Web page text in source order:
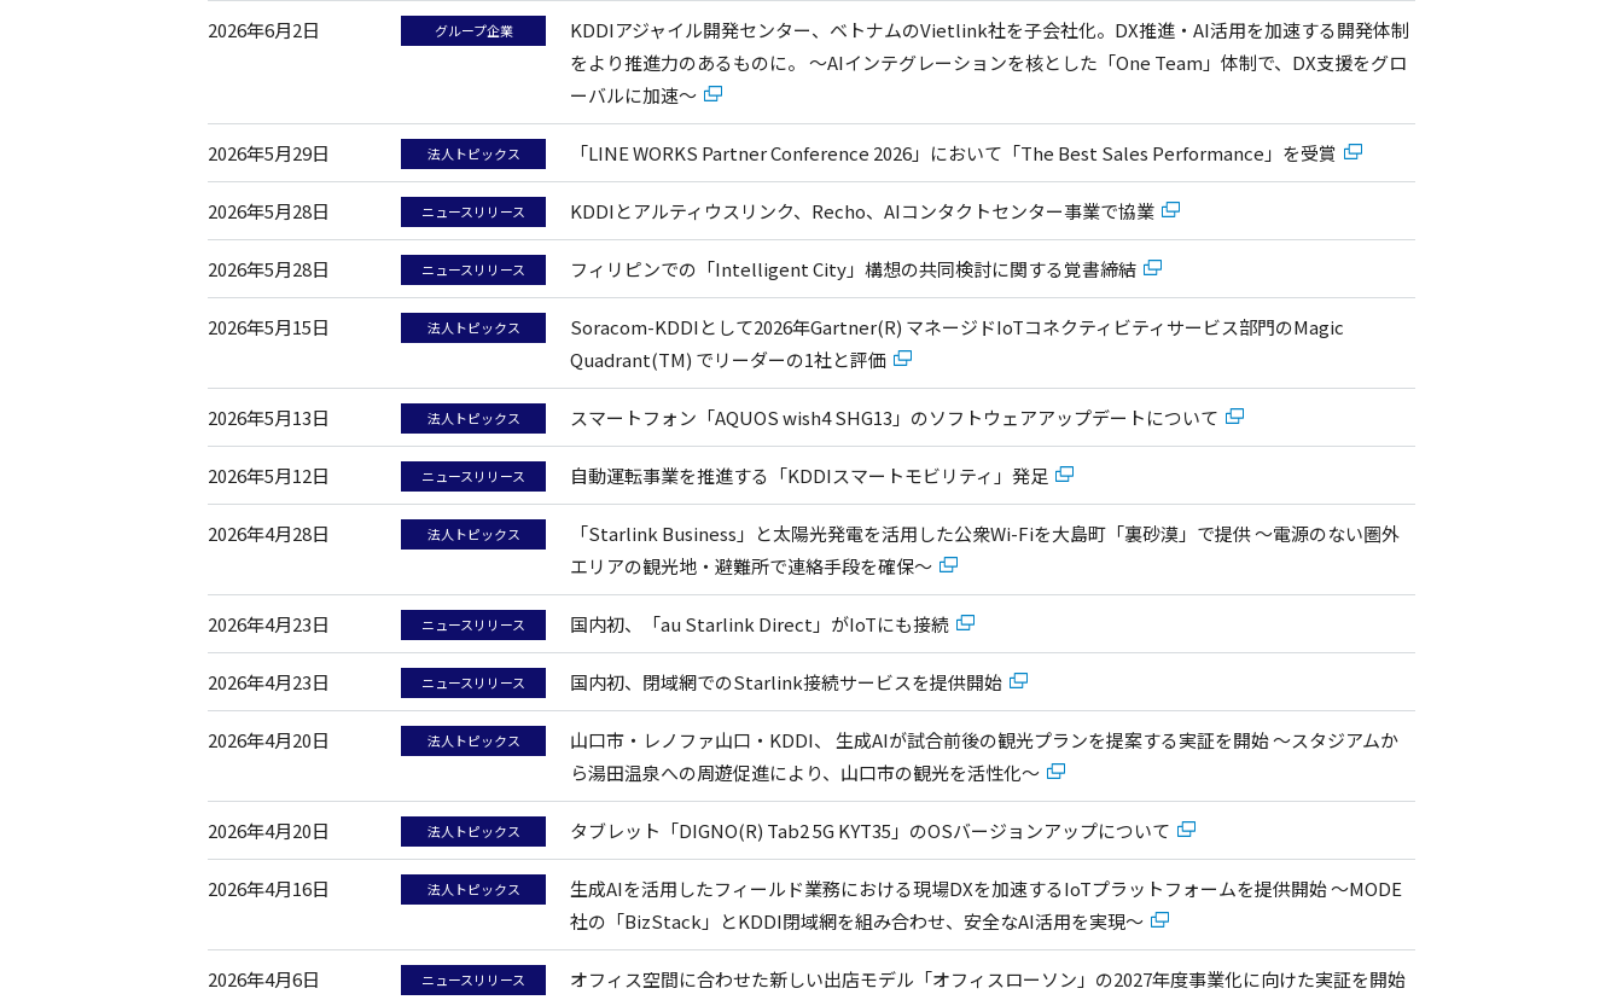
2026年6月2日 グループ企業
KDDIアジャイル開発センター、ベトナムのVietlink社を子会社化。DX推進・AI活用を加速する開発体制
をより推進力のあるものに。 〜AIインテグレーションを核とした「One Team」体制で、DX支援をグロ
ーバルに加速〜
2026年5月29日 法人トピックス 「LINE WORKS Partner Conference 2026」において「The Best Sales Performance」を受賞
2026年5月28日 ニュースリリース KDDIとアルティウスリンク、Recho、AIコンタクトセンター事業で協業
2026年5月28日 ニュースリリース フィリピンでの「Intelligent City」構想の共同検討に関する覚書締結
2026年5月15日 法人トピックス
Soracom-KDDIとして2026年Gartner(R) マネージドIoTコネクティビティサービス部門のMagic
Quadrant(TM) でリーダーの1社と評価
2026年5月13日 法人トピックス スマートフォン「AQUOS wish4 SHG13」のソフトウェアアップデートについて
2026年5月12日 ニュースリリース 自動運転事業を推進する「KDDIスマートモビリティ」発足
2026年4月28日 法人トピックス
「Starlink Business」と太陽光発電を活用した公衆Wi-Fiを大島町「裏砂漠」で提供 ～電源のない圏外
エリアの観光地・避難所で連絡手段を確保～
2026年4月23日 ニュースリリース 国内初、「au Starlink Direct」がIoTにも接続
2026年4月23日 ニュースリリース 国内初、閉域網でのStarlink接続サービスを提供開始
2026年4月20日 法人トピックス
山口市・レノファ山口・KDDI、 生成AIが試合前後の観光プランを提案する実証を開始 ～スタジアムか
ら湯田温泉への周遊促進により、山口市の観光を活性化～
2026年4月20日 法人トピックス タブレット「DIGNO(R) Tab2 5G KYT35」のOSバージョンアップについて
2026年4月16日 法人トピックス
生成AIを活用したフィールド業務における現場DXを加速するIoTプラットフォームを提供開始 ～MODE
社の「BizStack」とKDDI閉域網を組み合わせ、安全なAI活用を実現～
2026年4月6日 ニュースリリース オフィス空間に合わせた新しい出店モデル「オフィスローソン」の2027年度事業化に向けた実証を開始